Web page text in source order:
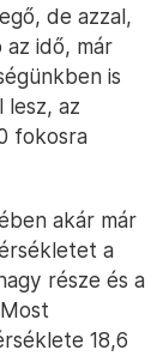
de azzal,
idő, már
is
az
fokosra
akár már
a
része és a
18,6